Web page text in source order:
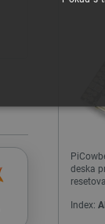
deska
Index:
NEZBYTNĚ
FUNKČNÍ